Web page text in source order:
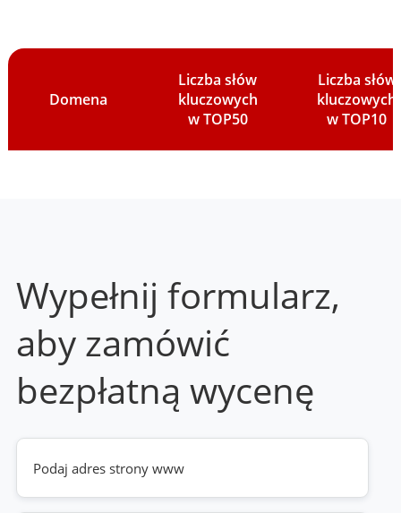
Domena
Liczba słów
kluczowych
w TOP50
Liczba słów
kluczowych
w TOP10
Wypełnij formularz,
aby zamówić
bezpłatną wycenę
Twoja
strona
www